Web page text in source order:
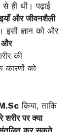
से ही थी। पढ़ाई
और जीवनशैली
इसी ज्ञान को और
और
की
कारणों को
किया, ताकि
पर क्या